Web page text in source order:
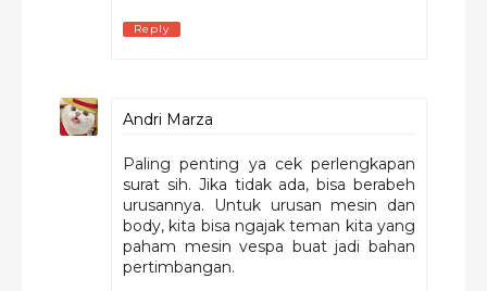
Reply
Andri Marza
Paling penting ya cek perlengkapan
surat sih. Jika tidak ada, bisa berabeh
urusannya. Untuk urusan mesin dan
body, kita bisa ngajak teman kita yang
paham mesin vespa buat jadi bahan
pertimbangan.